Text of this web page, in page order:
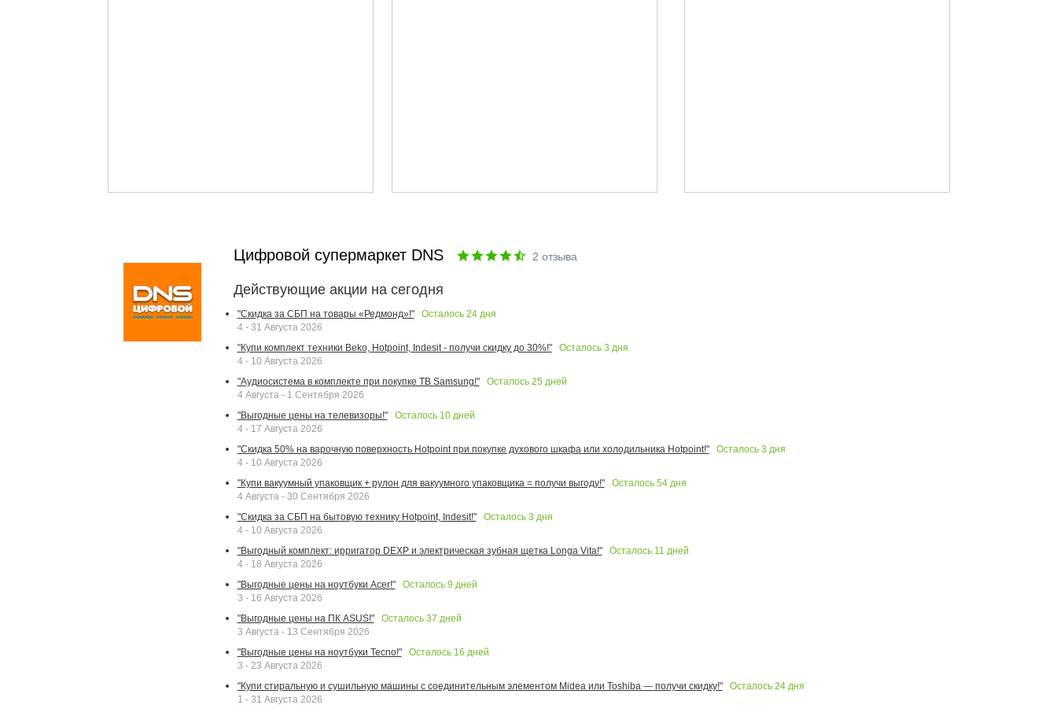
Цифровой супермаркет DNS 2 отзыва
Действующие акции на сегодня
"Скидка за СБП на товары «Редмонд»!" Осталось 24дня
4 - 31 Августа 2026
"Купи комплект техники Beko, Hotpoint, Indesit - получи скидку до 30%!"
Осталось 3 дня
4 - 10 Августа 2026
"Аудиосистема в комплекте при покупке ТВ Samsung!"
Осталось 25 дней
4 Августа - 1 Сентября 2026
"Выгодные цены на телевизоры!"
Осталось 10дней
4 - 17 Августа 2026
"Скидка 50% на варочную поверхность Hotpoint при покупке духового шкафа или холодильника Hotpoint!"
Осталось 3 дня
4 - 10 Августа 2026
"Купи вакуумный упаковщик + рулон для вакуумного упаковщика = получи выгоду!"
Осталось 54дня
4 Августа - 30 Сентября 2026
"Скидка за СБП на бытовую технику Hotpoint, Indesit!"
Осталось 3 дня
4 - 10 Августа 2026
"Выгодный комплект: ирригатор DEXP и электрическая зубная щетка Longa Vita!"
Осталось 11 дней
4 - 18 Августа 2026
"Выгодные цены на ноутбуки Acer!"
Осталось 9 дней
3 - 16 Августа 2026
"Выгодные цены на ПК ASUS!"
Осталось 37 дней
3 Августа - 13 Сентября 2026
"Выгодные цены на ноутбуки Tecno!"
Осталось 16 дней
3 - 23 Августа 2026
"Купи стиральную и сушильную машины с соединительным элементом Midea или Toshiba — получи скидку!"
Осталось 24дня
1 - 31 Августа 2026